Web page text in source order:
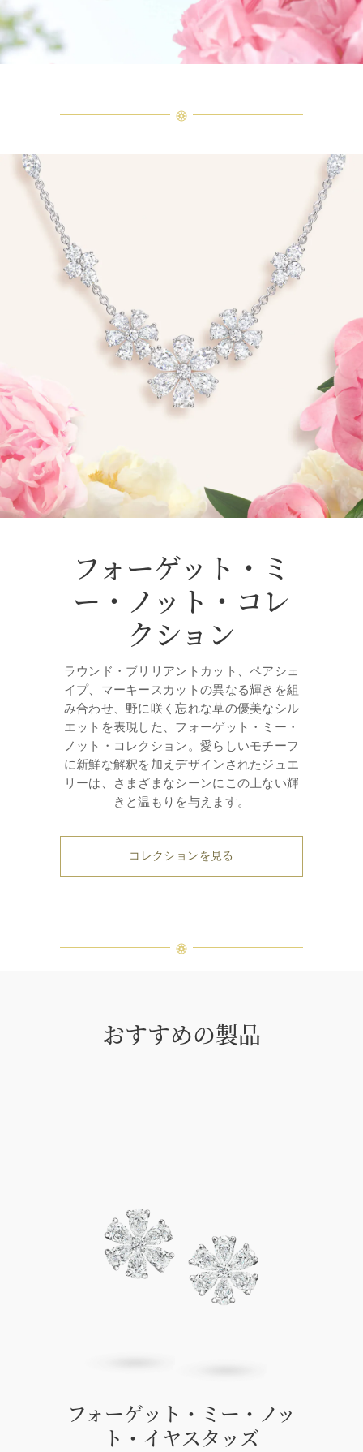
フォーゲット・ミ
ー・ノット・コレ
クション
ラウンド・ブリリアントカット、ペアシェ
イプ、マーキースカットの異なる輝きを組
み合わせ、野に咲く忘れな草の優美なシル
エットを表現した、フォーゲット・ミー・
ノット・コレクション。愛らしいモチーフ
に新鮮な解釈を加えデザインされたジュエ
リーは、さまざまなシーンにこの上ない輝
きと温もりを与えます。
コレクションを見る
おすすめの製品
フォーゲット・ミー・ノッ
ト・イヤスタッズ